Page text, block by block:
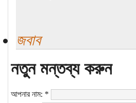
জবাব
নতুন মন্তব্য করুন
আপনার নাম: *